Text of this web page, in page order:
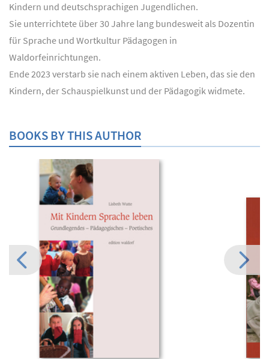
Kindern und deutschsprachigen Jugendlichen.
Sie unterrichtete über 30 Jahre lang bundesweit als Dozentin
für Sprache und Wortkultur Pädagogen in
Waldorfeinrichtungen.
Ende 2023 verstarb sie nach einem aktiven Leben, das sie den
Kindern, der Schauspielkunst und der Pädagogik widmete.
BOOKS BY THIS AUTHOR